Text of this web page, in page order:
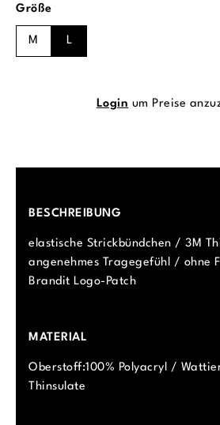
Größeauswählen
M L
Login um Preise
BESCHREIBUNG
elastische Strickbündchen / 3M
angenehmes Tragegefühl / ohne
Brandit Logo-Patch
MATERIAL
Oberstoff:100% Polyacryl /
Thinsulate